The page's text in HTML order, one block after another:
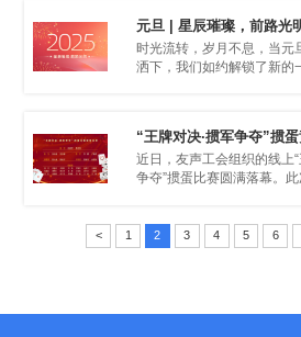
许。
元旦 | 星辰璀璨，前路光
洒下，我们如约解锁了新的
落幕
员工的业余生活，增强团队
< 1 2 3 4 5 6